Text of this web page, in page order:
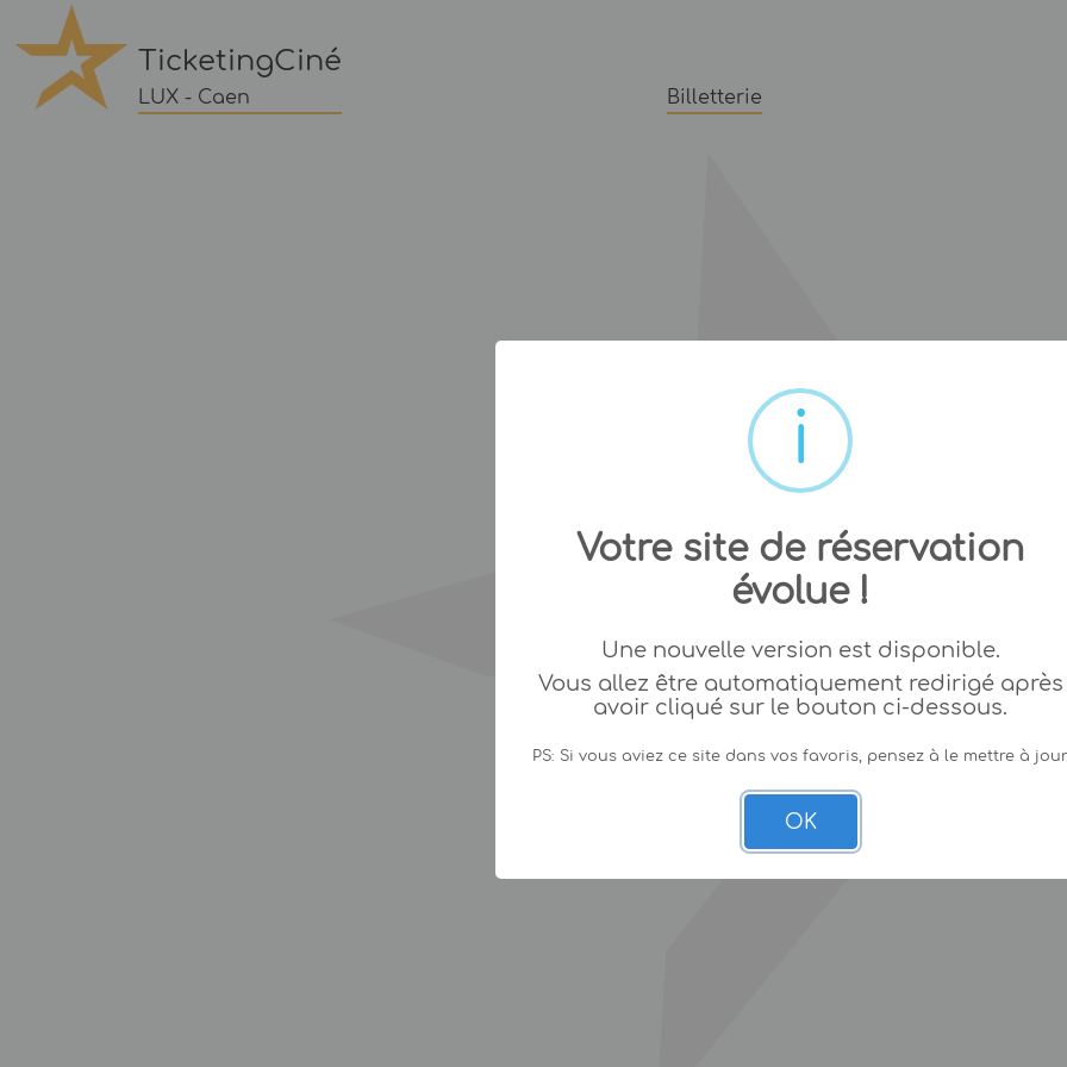
TicketingCiné
LUX - Caen Billetterie
Votre site de réservation
évolue !
Une nouvelle version est disponible.
Vous allez être automatiquement redirigé après
avoir cliqué sur le bouton ci-dessous.
PS: Si vous aviez ce site dans vos favoris, pensez à le mettre à
OK